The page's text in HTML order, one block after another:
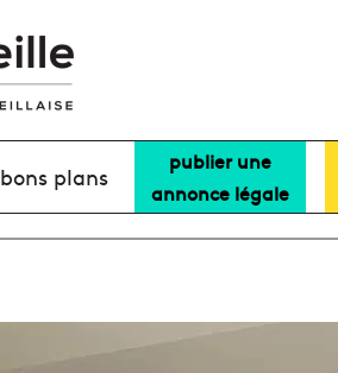
bons plans
publier une
annonce légale